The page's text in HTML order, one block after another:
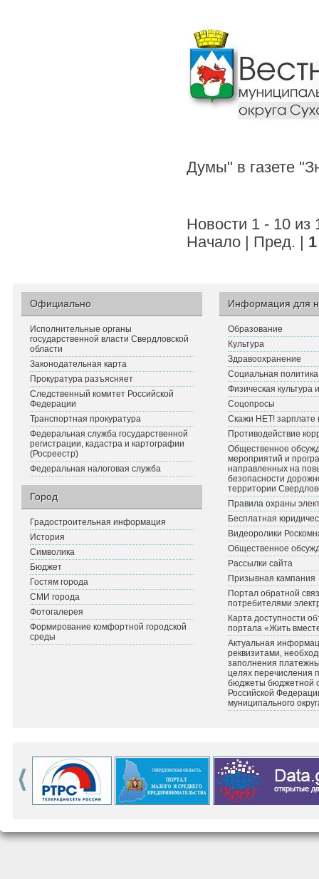
Думы" в газете
Новости 1 - 10 из
Начало | Пред. | 1
Официально
Исполнительные органы
государственной власти Свердловской
области
Законодательная карта
Прокуратура разъясняет
Следственный комитет Российской
Федерации
Транспортная прокуратура
Федеральная служба государственной
регистрации, кадастра и картографии
(Росреестр)
Федеральная налоговая служба
Город
Градостроительная информация
История
Символика
Бюджет
Гостям города
СМИ города
Фотогалерея
Формирование комфортной городской
среды
Информация для
Образование
Культура
Здравоохранение
Социальная политика
Физическая культура
Соцопросы
Скажи НЕТ! зарплате
Противодействие
Общественное
мероприятий и
направленных на
безопасности
территории
Правила охраны
Бесплатная
Видеоролики
Общественное
Рассылки сайта
Призывная кампания
Портал обратной
потребителями
Карта доступности
портала «Жить
Актуальная
реквизитами,
заполнения
целях перечисления
бюджеты бюджетной
Российской
муниципального